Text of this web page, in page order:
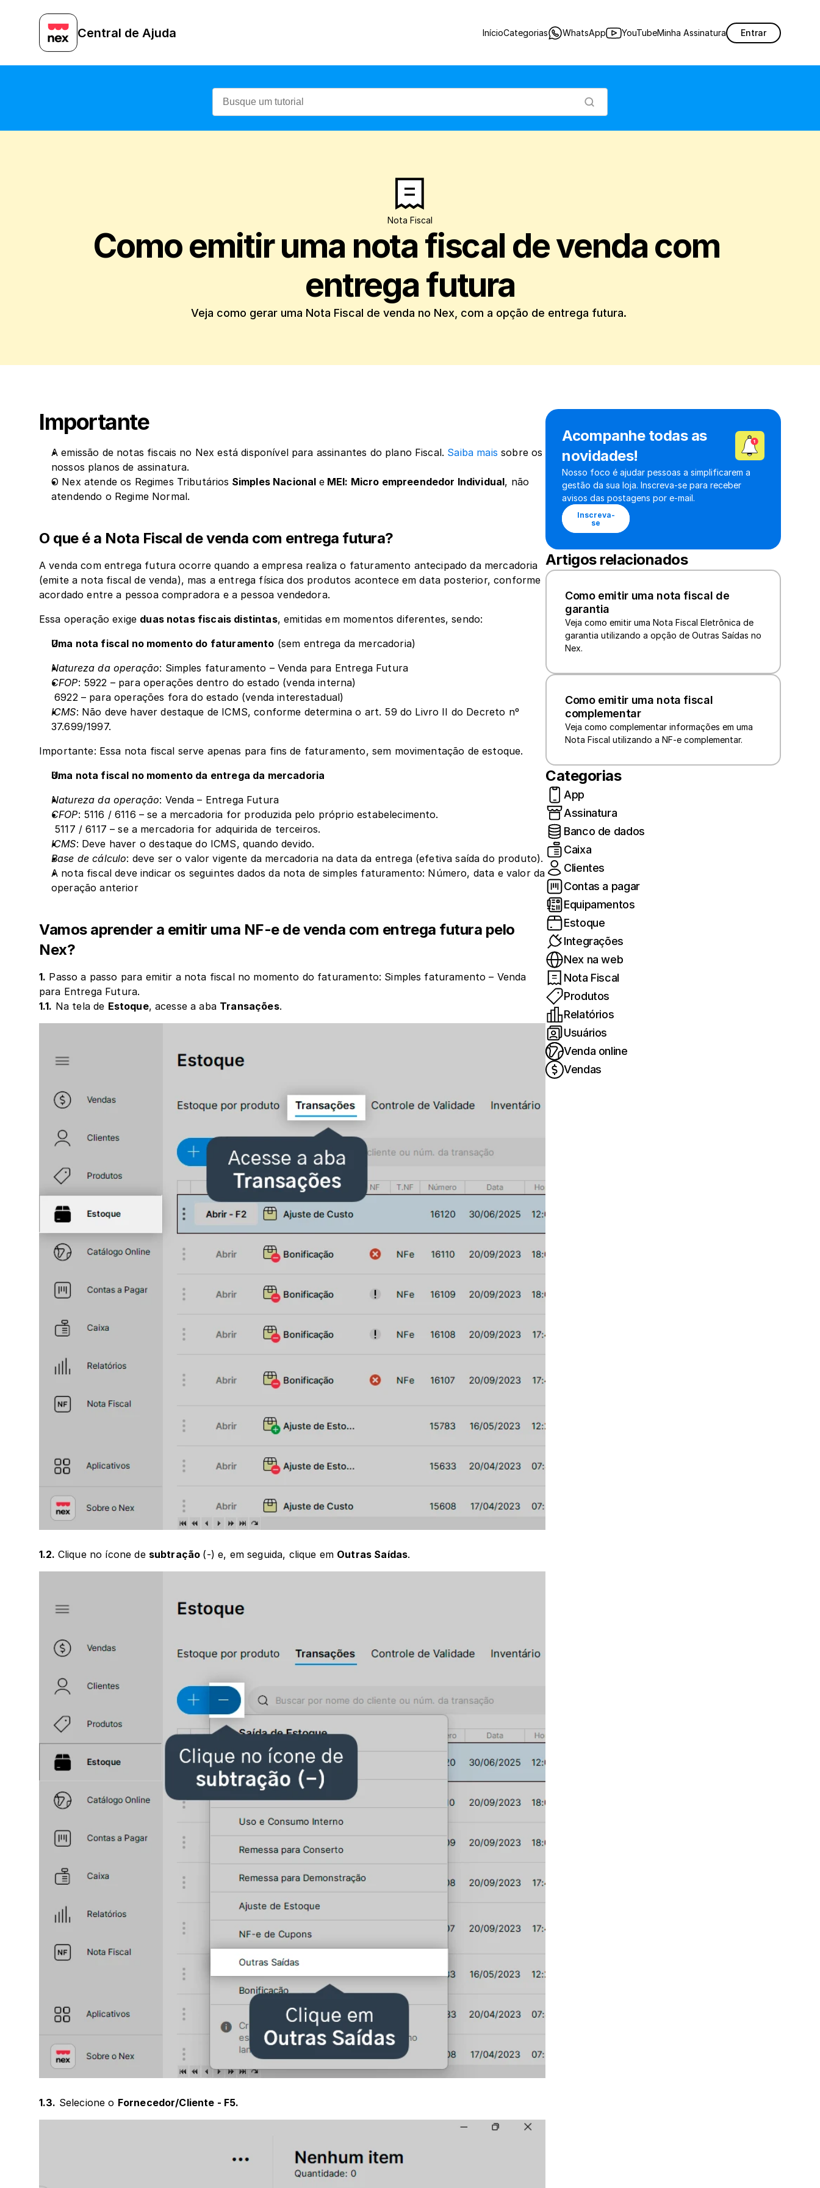
Central de Ajuda InícioCategorias WhatsApp YouTubeMinha Assinatura Entrar
Nota Fiscal
Como emitir uma nota fiscal de venda com
entrega futura
Veja como gerar uma Nota Fiscal de venda no Nex, com a opção de entrega futura.
Importante
A emissão de notas fiscais no Nex está disponível para assinantes do plano Fiscal. Saiba mais sobre os
nossos planos de assinatura.
O Nex atende os Regimes Tributários Simples Nacional e MEI: Micro empreendedor Individual, não
atendendo o Regime Normal.
O que é a Nota Fiscal de venda com entrega futura?
A venda com entrega futura ocorre quando a empresa realiza o faturamento antecipado da mercadoria
(emite a nota fiscal de venda), mas a entrega física dos produtos acontece em data posterior, conforme
acordado entre a pessoa compradora e a pessoa vendedora.
Essa operação exige duas notas fiscais distintas, emitidas em momentos diferentes, sendo:
Uma nota fiscal no momento do faturamento (sem entrega da mercadoria)
Natureza da operação: Simples faturamento – Venda para Entrega Futura
CFOP: 5922 – para operações dentro do estado (venda interna)
6922 – para operações fora do estado (venda interestadual)
ICMS: Não deve haver destaque de ICMS, conforme determina o art. 59 do Livro II do Decreto nº
37.699/1997.
Importante: Essa nota fiscal serve apenas para fins de faturamento, sem movimentação de estoque.
Uma nota fiscal no momento da entrega da mercadoria
Natureza da operação: Venda – Entrega Futura
CFOP: 5116 / 6116 – se a mercadoria for produzida pelo próprio estabelecimento.
5117 / 6117 – se a mercadoria for adquirida de terceiros.
ICMS: Deve haver o destaque do ICMS, quando devido.
Base de cálculo: deve ser o valor vigente da mercadoria na data da entrega (efetiva saída do produto).
A nota fiscal deve indicar os seguintes dados da nota de simples faturamento: Número, data e valor da
operação anterior
Vamos aprender a emitir uma NF-e de venda com entrega futura pelo
Nex?
1. Passo a passo para emitir a nota fiscal no momento do faturamento: Simples faturamento – Venda
para Entrega Futura.
1.1. Na tela de Estoque, acesse a aba Transações.
1.2. Clique no ícone de subtração (-) e, em seguida, clique em Outras Saídas.
1.3. Selecione o Fornecedor/Cliente - F5.
Acompanhe todas as
novidades!
Nosso foco é ajudar pessoas a simplificarem a
gestão da sua loja. Inscreva-se para receber
avisos das postagens por e-mail.
Inscreva-
se
Artigos relacionados
Como emitir uma nota fiscal de
garantia
Veja como emitir uma Nota Fiscal Eletrônica de
garantia utilizando a opção de Outras Saídas no
Nex.
Como emitir uma nota fiscal
complementar
Veja como complementar informações em uma
Nota Fiscal utilizando a NF-e complementar.
Categorias
App
Assinatura
Banco de dados
Caixa
Clientes
Contas a pagar
Equipamentos
Estoque
Integrações
Nex na web
Nota Fiscal
Produtos
Relatórios
Usuários
Venda online
Vendas